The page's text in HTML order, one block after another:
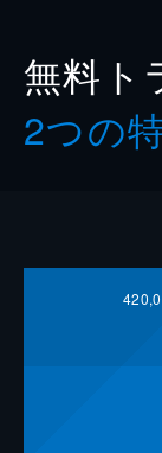
無料ト
2つの